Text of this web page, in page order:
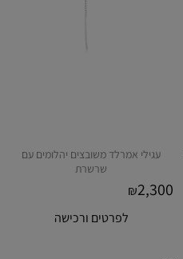
עגילי אמרלד משובצים יהלומים עם
שרשרת
₪2,300
לפרטים ורכישה